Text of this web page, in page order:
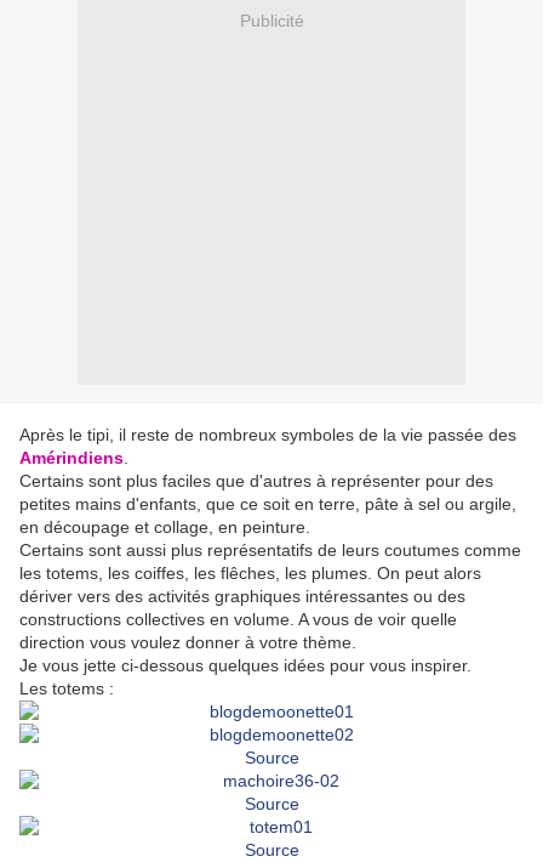
Publicité
Après le tipi, il reste de nombreux symboles de la vie passée des
Amérindiens
Certains sont plus faciles que d'autres à représenter pour des
petites mains d'enfants, que ce soit en terre, pâte à sel ou argile,
en découpage et collage, en peinture.
Certains sont aussi plus représentatifs de leurs coutumes comme
les totems, les coiffes, les flêches, les plumes. On peut alors
dériver vers des activités graphiques intéressantes ou des
constructions collectives en volume. A vous de voir quelle
direction vous voulez donner à votre thème.
Je vous jette ci-dessous quelques idées pour vous inspirer.
Les totems :
Source
Source
Source